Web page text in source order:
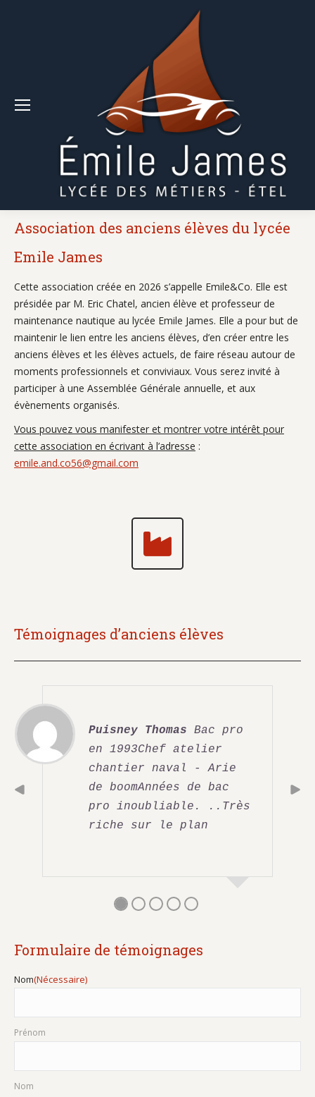
Association des anciens élèves du lycée
Emile James
Cette association créée en 2026 s’appelle Emile&Co. Elle est
présidée par M. Eric Chatel, ancien élève et professeur de
maintenance nautique au lycée Emile James. Elle a pour but de
maintenir le lien entre les anciens élèves, d’en créer entre les
anciens élèves et les élèves actuels, de faire réseau autour de
moments professionnels et conviviaux. Vous serez invité à
participer à une Assemblée Générale annuelle, et aux
évènements organisés.
Vous pouvez vous manifester et montrer votre intérêt pour
cette association en écrivant à l’adresse :
emile.and.co56@gmail.com
Témoignages d’anciens élèves
Puisney Thomas Bac pro
en 1993Chef atelier
chantier naval - Arie
de boomAnnées de bac
pro inoubliable. ..Très
riche sur le plan
gravi les échelons et
fait quelques années à
voilà à ce jour chef
côte d'Azur. Merci au
aventure est partie.
Formulaire de témoignages
Nom(Nécessaire)
Prénom
Nom